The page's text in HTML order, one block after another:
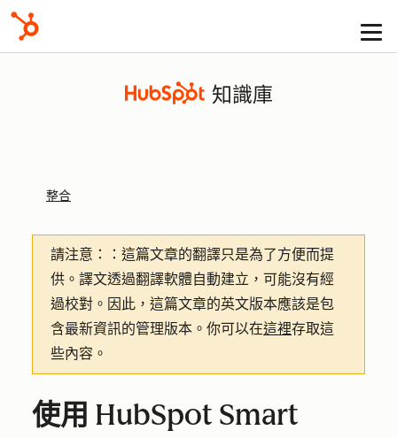
知識庫
整合
請注意：
：這篇文章的翻譯只是為了方便而提
供。譯文透過翻譯軟體自動建立，可能沒有經
過校對。因此，這篇文章的英文版本應該是包
含最新資訊的管理版本。你可以在這裡存取這
些內容。
使用 HubSpot Smart